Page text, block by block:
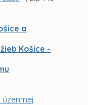
a
Košice -